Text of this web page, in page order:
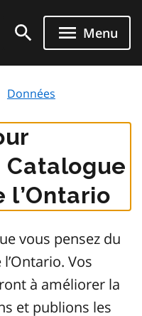
Menu
Données
Catalogue
l’Ontario
vous pensez du
Vos
à améliorer la
et publions les